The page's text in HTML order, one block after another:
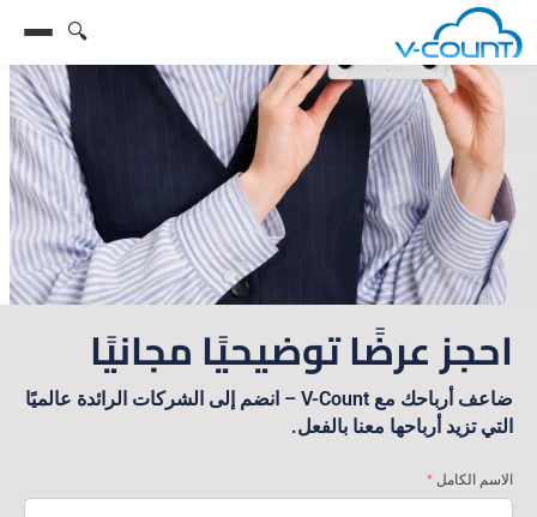
🔍
احجز عرضًا توضيحيًا مجانيًا
ضاعف أرباحك مع V-Count – انضم إلى الشركات الرائدة عالميًا
التي تزيد أرباحها معنا بالفعل.
الاسم الكامل *